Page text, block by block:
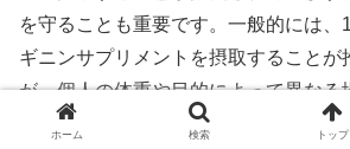
を守ることも重要です。一般的には、
ギニンサプリメントを摂取することが
が、個人の体重や目的によって異なる
らに、アルギニンサプリメントは一部
ホーム 検索 トップ